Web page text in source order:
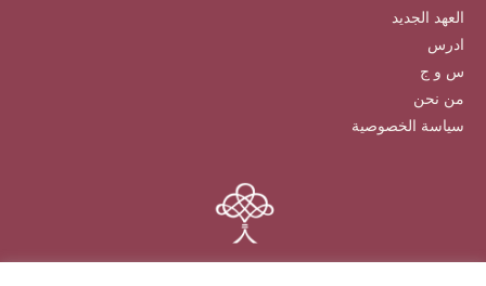
العهد الجديد
ادرس
س و ج
من نحن
سياسة الخصوصية